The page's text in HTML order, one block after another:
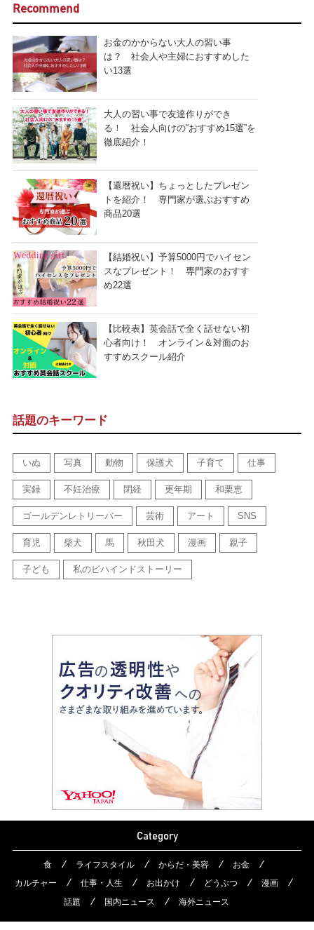
Recommend
お金のかからない大人の習い事
は？ 社会人や主婦におすすめした
い13選
大人の習い事で友達作りができ
る！ 社会人向けの“おすすめ15選”を
徹底紹介！
【還暦祝い】ちょっとしたプレゼン
トを紹介！ 専門家が選ぶおすすめ
商品20選
【結婚祝い】予算5000円でハイセン
スなプレゼント！ 専門家のおすす
め22選
【比較表】英会話で全く話せない初
心者向け！ オンライン＆対面のお
すすめスクール紹介
話題のキーワード
いぬ 写真 動物 保護犬 子育て 仕事
実録 不妊治療 閉経 更年期 和栗恵
ゴールデンレトリーバー 芸術 アート SNS
育児 柴犬 馬 秋田犬 漫画 親子
子ども 私のビハインドストーリー
Category
食 ライフスタイル からだ・美容
お金
カルチャー
仕事・人生 お出かけ どうぶつ
漫画
話題
国内ニュース 海外ニュース